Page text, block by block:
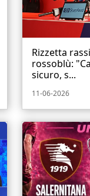
Rizzetta
rossoblù:
sicuro, s...
11-06-2026